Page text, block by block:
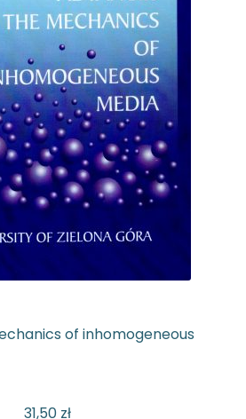
of inhomogeneous
31,50 zł